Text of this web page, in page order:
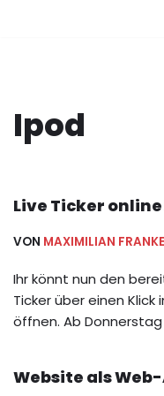
Ipod
Live Ticker
VON MAXIMILIAN FRANKE
Ihr könnt nun den
Ticker über einen
öffnen. Ab Donnerstag
Website als